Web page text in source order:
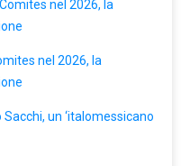
nel 2026, la
nel 2026, la
un ‘italomessicano